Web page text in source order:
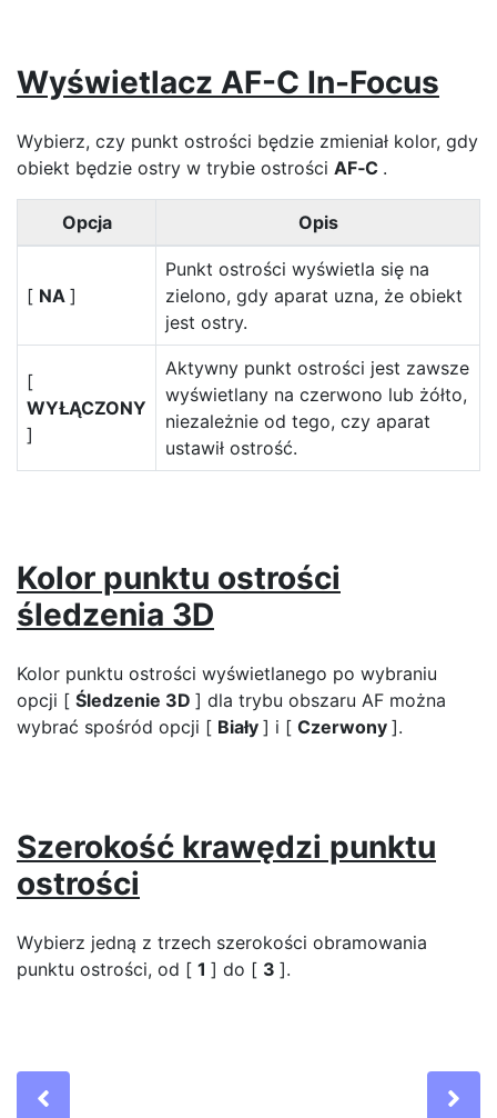
Wyświetlacz AF-C In-Focus
Wybierz, czy punkt ostrości będzie zmieniał kolor, gdy
obiekt będzie ostry w trybie ostrości AF‑C .
Opcja Opis
[ NA ]
Punkt ostrości wyświetla się na
zielono, gdy aparat uzna, że obiekt
jest ostry.
[
WYŁĄCZONY
]
Aktywny punkt ostrości jest zawsze
wyświetlany na czerwono lub żółto,
niezależnie od tego, czy aparat
ustawił ostrość.
Kolor punktu ostrości
śledzenia 3D
Kolor punktu ostrości wyświetlanego po wybraniu
opcji [ Śledzenie 3D ] dla trybu obszaru AF można
wybrać spośród opcji [ Biały ] i [ Czerwony ].
Szerokość krawędzi punktu
ostrości
Wybierz jedną z trzech szerokości obramowania
punktu ostrości, od [ 1 ] do [ 3 ].